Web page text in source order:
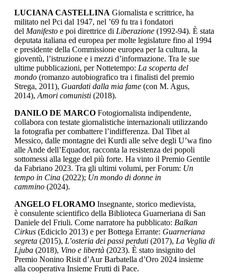
LUCIANA CASTELLINA Giornalista e scrittrice, ha
militato nel Pci dal 1947, nel ’69 fu tra i fondatori
del Manifesto e poi direttrice di Liberazione (1992-94). È stata
deputata italiana ed europea per molte legislature fino al 1994
e presidente della Commissione europea per la cultura, la
gioventù, l’istruzione e i mezzi d’informazione. Tra le sue
ultime pubblicazioni, per Nottetempo: La scoperta del
mondo (romanzo autobiografico tra i finalisti del premio
Strega, 2011), Guardati dalla mia fame (con M. Agus,
2014), Amori comunisti (2018).
DANILO DE MARCO Fotogiornalista indipendente,
collabora con testate giornalistiche internazionali utilizzando
la fotografia per combattere l’indifferenza. Dal Tibet al
Messico, dalle montagne dei Kurdi alle selve degli U’wa fino
alle Ande dell’Equador, racconta la resistenza dei popoli
sottomessi alla legge del più forte. Ha vinto il Premio Gentile
da Fabriano 2023. Tra gli ultimi volumi, per Forum: Un
tempo in Cina (2022); Un mondo di donne in
cammino (2024).
ANGELO FLORAMO Insegnante, storico medievista,
è consulente scientifico della Biblioteca Guarneriana di San
Daniele del Friuli. Come narratore ha pubblicato: Balkan
Cirkus (Ediciclo 2013) e per Bottega Errante: Guarneriana
segreta (2015), L’osteria dei passi perduti (2017), La Veglia di
Ljuba (2018), Vino e libertà (2023). È stato insignito del
Premio Nonino Risit d’Aur Barbatella d’Oro 2024 insieme
alla cooperativa Insieme Frutti di Pace.